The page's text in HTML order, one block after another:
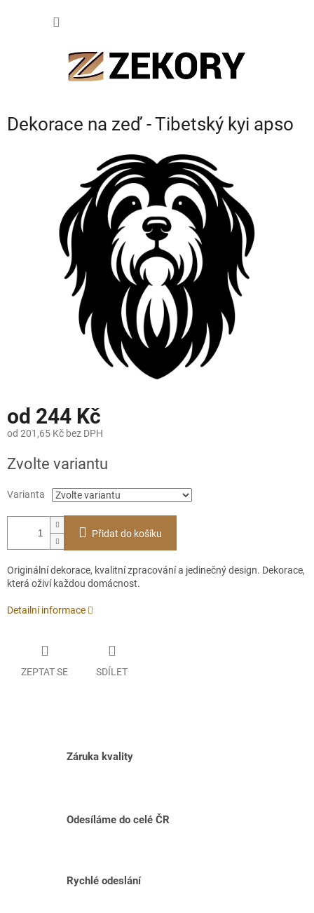
Dekorace na zeď - Tibetský kyi apso
od 244 Kč
od 201,65 Kč bez DPH
cena:
Zvolte variantu
Varianta
Přidat do košíku
Originální dekorace, kvalitní zpracování a jedinečný design. Dekorace,
která oživí každou domácnost.
Detailní informace
ZEPTAT SE SDÍLET
Záruka kvality
Odesíláme do celé ČR
Rychlé odeslání